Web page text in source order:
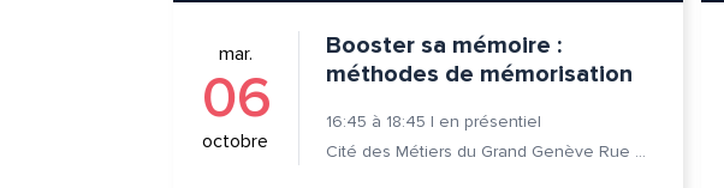
mar.
06
octobre
Booster sa mémoire :
méthodes de mémorisation
16:45 à 18:45 | en présentiel
Cité des Métiers du Grand Genève Rue Prévost-Martin 6 1205 Genève